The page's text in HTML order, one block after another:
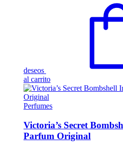
deseos
al carrito
Perfumes
Victoria’s Secret
Parfum Original